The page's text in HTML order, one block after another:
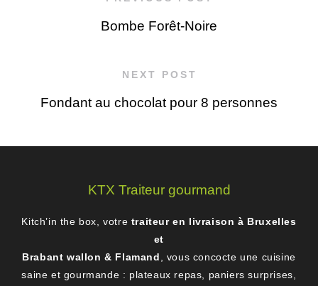
Bombe Forêt-Noire
NEXT POST
Fondant au chocolat pour 8 personnes
KTX Traiteur gourmand
Kitch’in the box, votre traiteur en livraison à Bruxelles
et
Brabant wallon & Flamand , vous concocte une cuisine
saine et gourmande : plateaux repas, paniers surprises,